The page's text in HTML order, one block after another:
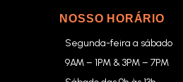
NOSSO HORÁRIO
Segunda-feira a sábado
9AM – 1PM & 3PM – 7PM